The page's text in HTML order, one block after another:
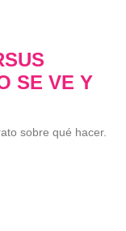
SE VE Y
sobre qué hacer.